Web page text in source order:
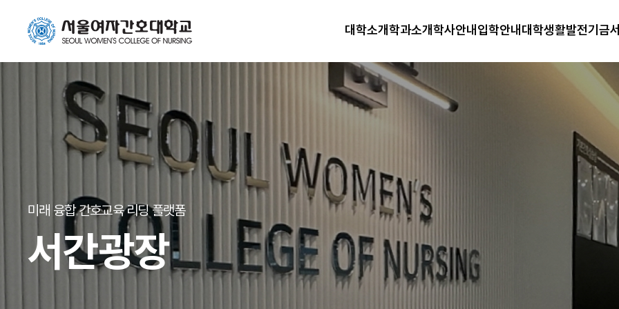
대학소개학과소개학사안내입학안내대학생활발전기금
미래 융합 간호교육 리딩 플랫폼
서간광장